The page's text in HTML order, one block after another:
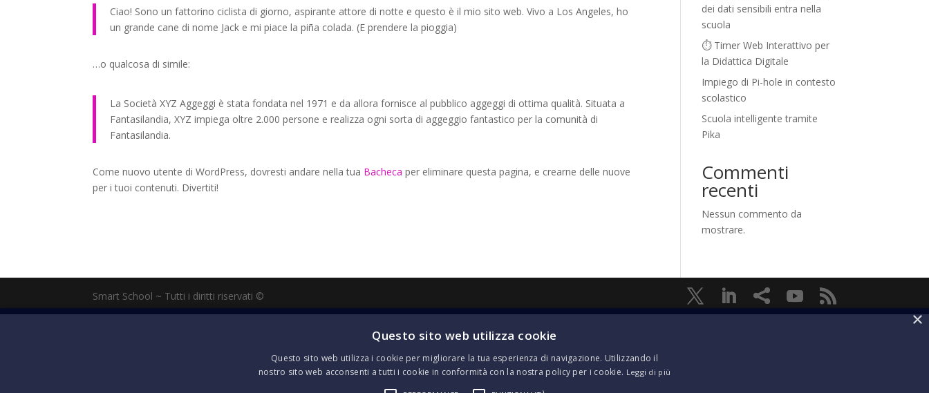
Ciao! Sono un fattorino ciclista di giorno, aspirante attore di notte e questo è il mio sito web. Vivo a Los Angeles, ho
un grande cane di nome Jack e mi piace la piña colada. (E prendere la pioggia)
…o qualcosa di simile:
La Società XYZ Aggeggi è stata fondata nel 1971 e da allora fornisce al pubblico aggeggi di ottima qualità. Situata a
Fantasilandia, XYZ impiega oltre 2.000 persone e realizza ogni sorta di aggeggio fantastico per la comunità di
Fantasilandia.
Come nuovo utente di WordPress, dovresti andare nella tua Bacheca per eliminare questa pagina, e crearne delle nuove
per i tuoi contenuti. Divertiti!
dei dati sensibili entra nella
scuola
⏱️ Timer Web Interattivo per
la Didattica Digitale
Impiego di Pi-hole in contesto
scolastico
Scuola intelligente tramite
Pika
Commenti
recenti
Nessun commento da
mostrare.
Smart School ~ Tutti i diritti riservati ©
×
Questo sito web utilizza cookie
Questo sito web utilizza i cookie per migliorare la tua esperienza di navigazione. Utilizzando il
nostro sito web acconsenti a tutti i cookie in conformità con la nostra policy per i cookie. Leggi di più